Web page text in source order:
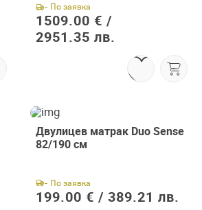
- По заявка
1509.00 € /
2951.35 лв.
Двулицев матрак Duo Sense
82/190 см
- По заявка
199.00 € / 389.21 лв.